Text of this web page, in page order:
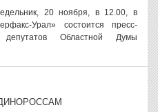
20 ноября, в 12.00, в
Урал» состоится пресс-
Областной Думы